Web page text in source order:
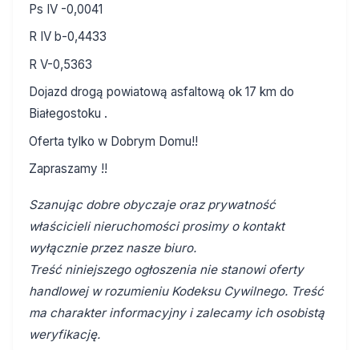
Ps IV -0,0041
R IV b-0,4433
R V-0,5363
Dojazd drogą powiatową asfaltową ok 17 km do
Białegostoku .
Oferta tylko w Dobrym Domu!!
Zapraszamy !!
Szanując dobre obyczaje oraz prywatność
właścicieli nieruchomości prosimy o kontakt
wyłącznie przez nasze biuro.
Treść niniejszego ogłoszenia nie stanowi oferty
handlowej w rozumieniu Kodeksu Cywilnego. Treść
ma charakter informacyjny i zalecamy ich osobistą
weryfikację.